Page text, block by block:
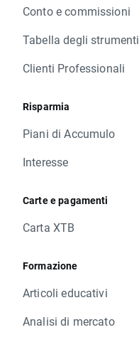
Conto e commissioni
Tabella degli strumenti
Clienti Professionali
Risparmia
Piani di Accumulo
Interesse
Carte e pagamenti
Carta XTB
Formazione
Articoli educativi
Analisi di mercato